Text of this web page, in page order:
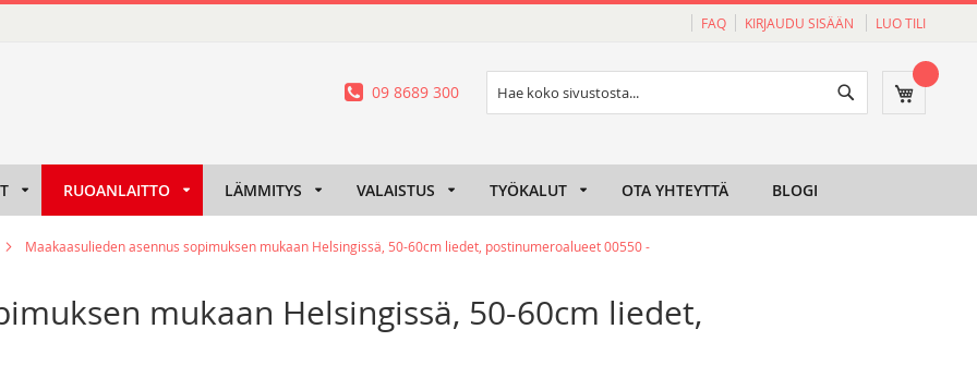
FAQ KIRJAUDU SISÄÄN LUO TILI
Ostoskori
Haku
09 8689 300
RUOANLAITTO LÄMMITYS VALAISTUS TYÖKALUT OTA YHTEYTTÄ BLOGI
Maakaasulieden asennus sopimuksen mukaan Helsingissä, 50-60cm liedet, postinumeroalueet 00550 -
mukaan Helsingissä, 50-60cm liedet,